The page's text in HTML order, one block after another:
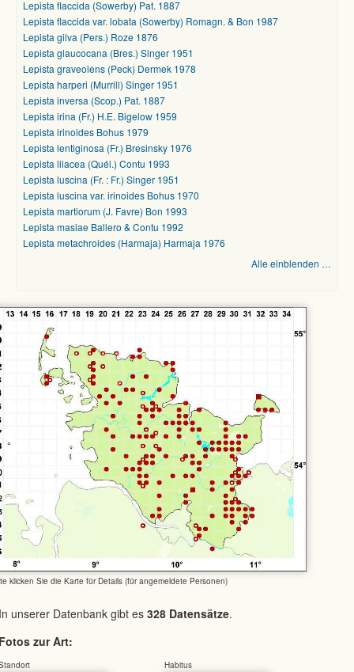
Lepista flaccida (Sowerby) Pat. 1887
Lepista flaccida var. lobata (Sowerby) Romagn. & Bon 1987
Lepista gilva (Pers.) Roze 1876
Lepista glaucocana (Bres.) Singer 1951
Lepista graveolens (Peck) Dermek 1978
Lepista harperi (Murrill) Singer 1951
Lepista inversa (Scop.) Pat. 1887
Lepista irina (Fr.) H.E. Bigelow 1959
Lepista irinoides Bohus 1979
Lepista lentiginosa (Fr.) Bresinsky 1976
Lepista lilacea (Quél.) Contu 1993
Lepista luscina (Fr. : Fr.) Singer 1951
Lepista luscina var. irinoides Bohus 1970
Lepista martiorum (J. Favre) Bon 1993
Lepista masiae Ballero & Contu 1992
Lepista metachroides (Harmaja) Harmaja 1976
Alle einblenden …
klicken Sie die Karte für Details (für angemeldete Personen)
unserer Datenbank gibt es 328 Datensätze.
zur Art:
Habitus